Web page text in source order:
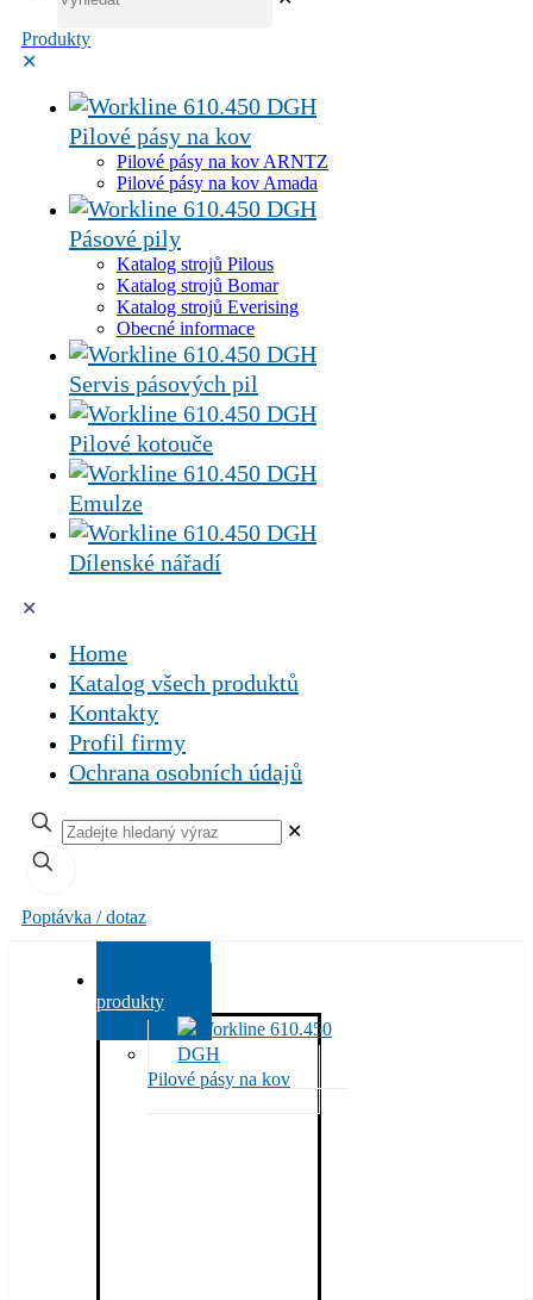
Produkty
✕
Pilové pásy na kov
Pilové pásy na kov ARNTZ
Pilové pásy na kov Amada
Pásové pily
Katalog strojů Pilous
Katalog strojů Bomar
Katalog strojů Everising
Obecné informace
Servis pásových pil
Pilové kotouče
Emulze
Dílenské nářadí
✕
Home
Katalog všech produktů
Kontakty
Profil firmy
Ochrana osobních údajů
✕
Poptávka / dotaz
produkty
Pilové pásy na kov